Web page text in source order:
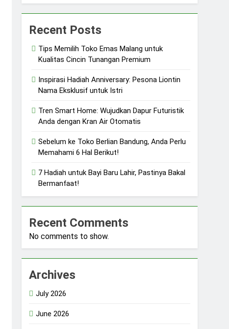
Recent Posts
Tips Memilih Toko Emas Malang untuk
Kualitas Cincin Tunangan Premium
Inspirasi Hadiah Anniversary: Pesona Liontin
Nama Eksklusif untuk Istri
Tren Smart Home: Wujudkan Dapur Futuristik
Anda dengan Kran Air Otomatis
Sebelum ke Toko Berlian Bandung, Anda Perlu
Memahami 6 Hal Berikut!
7 Hadiah untuk Bayi Baru Lahir, Pastinya Bakal
Bermanfaat!
Recent Comments
No comments to show.
Archives
July 2026
June 2026